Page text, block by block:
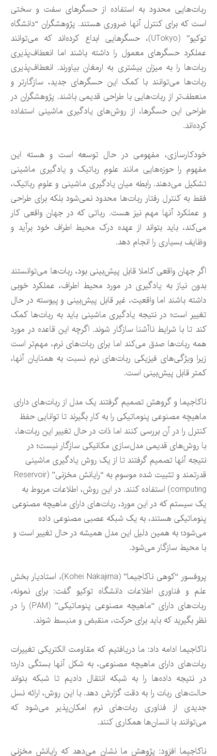
ربات‌هایی محدود به استفاده از حسگرهای سفت و سختی
است که برای کنترل آنها ضروری هستند. پژوهشگران “دانشگاه
توکیو” (UTokyo)، حسگرهایی ابداع کرده‌اند که می‌توانند
عملکرد حسگرهای معمول را داشته باشند اما انعطاف‌پذیری
ربات‌ها را به میزان بیشتری به ارمغان بیاورند. انعطاف‌پذیری
ربات‌ها می‌توانند با کمک این حسگرهای جدید، سازگارتر و
منعطف‌تر از ربات‌هایی با طراحی قدیمی باشند. پژوهشگران در
طراحی این حسگرها، از روش‌های یادگیری ماشینی استفاده
کرده‌اند.
خودکارسازی، مفهومی در حال توسعه است و هسته این
مفهوم را حوزه‌هایی مانند علوم رباتیک و یادگیری ماشینی
تشکیل می‌دهند. رابطه میان یادگیری ماشینی و علوم رباتیک،
فقط به کنترل رفتار ربات‌ها محدود نمی‌شود بلکه برای طراحی
و عملکرد آنها مهم نیز هست. رباتی که در جهان واقعی کار
می‌کند، باید بتواند از عهده درک محیط اطراف خود برآید و
وظایف بسیاری را انجام دهد.
اگر جهان واقعی کاملا قابل پیش‌بینی بود، ربات‌ها می‌توانستند
بدون نیاز به یادگیری در مورد محیط اطراف، عملکرد خوبی
داشته باشند اما واقعیت، غیر قابل پیش‌بینی و پیوسته در حال
تغییر است؛ در نتیجه یادگیری ماشینی باید به ربات‌ها کمک
کند تا با شرایط ناآشنا سازگار شوند. اگرچه این قاعده در مورد
همه ربات‌ها صدق می‌کند اما برای ربات‌های نرم، مهم‌تر است
زیرا ویژگی‌های فیزیکی ربات‌های نرم نسبت به همتایان آنها،
کمتر قابل پیش‌بینی است.
ناکاجیما و گروهش تصمیم گرفتند یک مدل از ربات‌های دارای
ماهیچه مصنوعی پنوماتیکی را به کار بگیرند تا توانایی حفظ
کنترل را در آن بررسی کنند اما ذات در حال تغییر این ربات‌ها،
با روش‌های قدیمی مدل‌سازی مکانیکی سازگار نیست؛ در
نتیجه آنها تصمیم گرفتند تا از یک روش یادگیری ماشینی
قدرتمند و تثبیت شده موسوم به “رایانش مخزنی” (Reservoir
computing) استفاده کنند. در این روش، اطلاعات مربوط به
یک سیستم که در این مورد، ربات‌های دارای ماهیچه مصنوعی
پنوماتیکی هستند، به یک شبکه عصبی مصنوعی داده
می‌شود؛ به همین دلیل این مدل همیشه در حال تغییر است و
با محیط سازگار می‌شود.
پروفسور “کوهی ناکاجیما” (Kohei Nakajima)، استادیار بخش
علم و فناوری اطلاعات دانشگاه توکیو گفت: برای نمونه،
ربات‌های دارای “ماهیچه مصنوعی پنوماتیکی” (PAM) را در
نظر بگیرید که باید برای حرکت، منقبض و منبسط شوند.
ناکاجیما ادامه داد: ما دریافتیم که مقاومت الکتریکی تغییرات
ربات‌های دارای ماهیچه مصنوعی، به شکل آنها بستگی دارد؛
در نتیجه داده‌ها را به شبکه انتقال دادیم تا شبکه بتواند
حالت‌های ربات را به دقت گزارش دهد. با این روش، ارائه نسل
جدیدی از فناوری ربات‌های نرم امکان‌پذیر می‌شود که
می‌توانند با انسان‌ها همکاری کنند.
ناکاجیما افزود: پژوهش ما نشان می‌دهد که رایانش مخزنی